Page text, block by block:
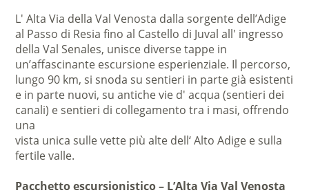
L' Alta Via della Val Venosta dalla sorgente dell’Adige
al Passo di Resia fino al Castello di Juval all' ingresso
della Val Senales, unisce diverse tappe in
un’affascinante escursione esperienziale. Il percorso,
lungo 90 km, si snoda su sentieri in parte già esistenti
e in parte nuovi, su antiche vie d' acqua (sentieri dei
canali) e sentieri di collegamento tra i masi, offrendo
una
vista unica sulle vette più alte dell‘ Alto Adige e sulla
fertile valle.
Pacchetto escursionistico – L’Alta Via Val Venosta